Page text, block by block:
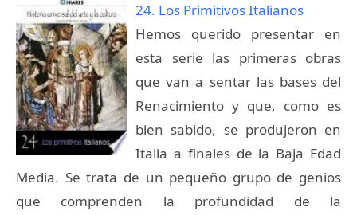
24. Los Primitivos Italianos
Hemos querido presentar en
esta serie las primeras obras
que van a sentar las bases del
Renacimiento y que, como es
bien sabido, se produjeron en
Italia a finales de la Baja Edad
Media. Se trata de un pequeño grupo de genios
que comprenden la profundidad de la